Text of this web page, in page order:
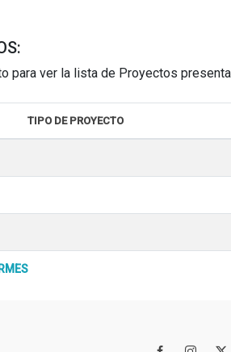
para ver la lista de Proyectos
TIPO DE PROYECTO